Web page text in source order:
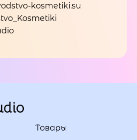
kosmetiki.su
Товары